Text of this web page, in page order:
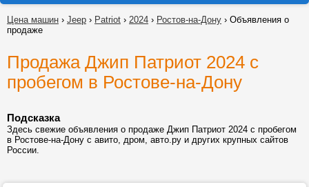
Цена машин › Jeep › Patriot › 2024 › Ростов-на-Дону › Объявления о
продаже
Продажа Джип Патриот 2024 с
пробегом в Ростове-на-Дону
Подсказка
Здесь свежие объявления о продаже Джип Патриот 2024 с пробегом
в Ростове-на-Дону с авито, дром, авто.ру и других крупных сайтов
России.